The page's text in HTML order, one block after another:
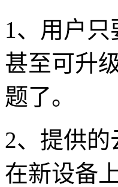
1、用户
甚至可升
题了。
2、提供
在新设备